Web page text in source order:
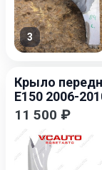
3
Крыло
E150 2006-
11 500 ₽